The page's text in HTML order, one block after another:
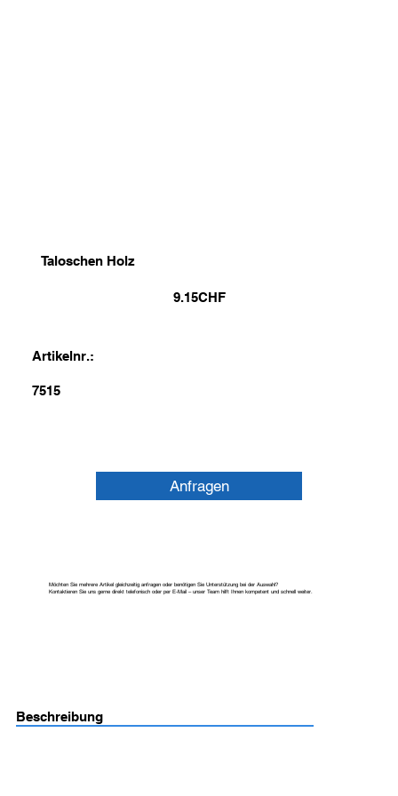
Taloschen Holz
9.15CHF
Artikelnr.:
7515
Anfragen
Möchten Sie mehrere Artikel gleichzeitig anfragen oder benötigen Sie Unterstützung bei der Auswahl?
Kontaktieren Sie uns gerne direkt telefonisch oder per E-Mail – unser Team hilft Ihnen kompetent und schnell weiter.
Beschreibung